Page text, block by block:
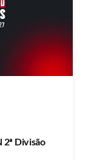
2ª Divisão